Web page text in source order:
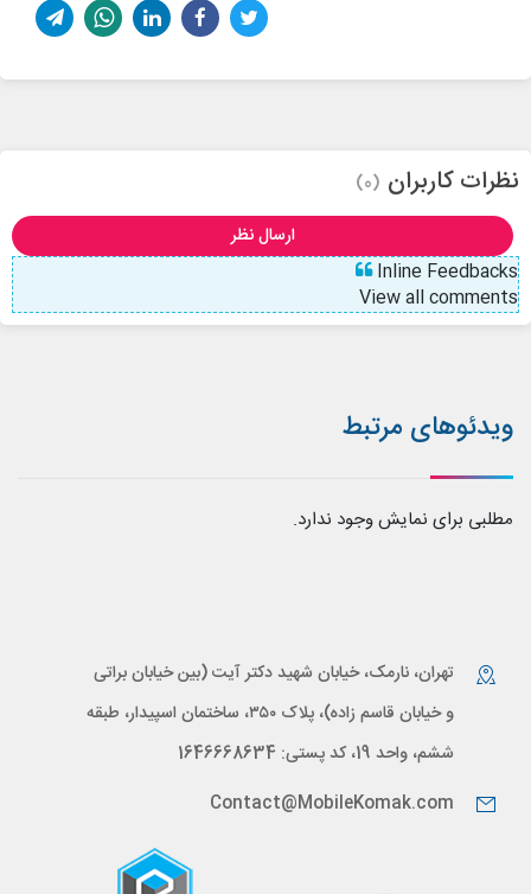
نظرات کاربران (0)
ارسال نظر
Inline Feedbacks
View all comments
ویدئوهای مرتبط
مطلبی برای نمایش وجود ندارد.
تهران، نارمک، خیابان شهید دکتر آیت (بین خیابان براتی
و خیابان قاسم زاده)، پلاک ۳۵۰، ساختمان اسپیدار، طبقه
ششم، واحد 19، کد پستی: 1646668634
Contact@MobileKomak.com